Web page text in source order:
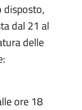
disposto,
dal 21 al
delle
ore 18